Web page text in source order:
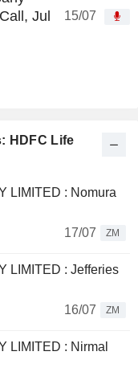
Jul
15/07
HDFC Life
LIMITED : Nomura
17/07
ZM
LIMITED : Jefferies
16/07
ZM
LIMITED : Nirmal